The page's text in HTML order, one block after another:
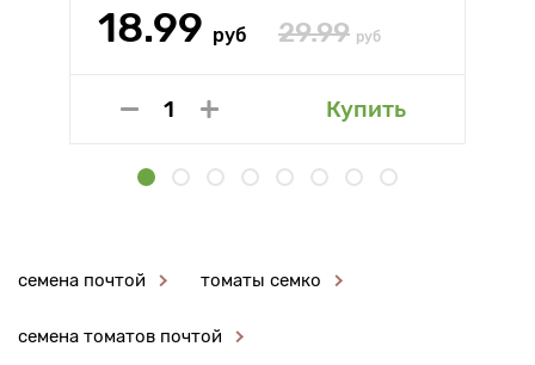
18.99 руб 29.99 руб
Купить
семена почтой томаты семко
семена томатов почтой